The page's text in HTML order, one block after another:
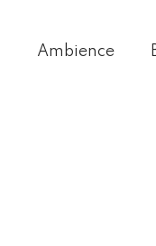
Ambience